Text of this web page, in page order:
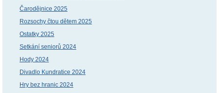
Čarodějnice 2025
Rozsochy čtou dětem 2025
Ostatky 2025
Setkání seniorů 2024
Hody 2024
Divadlo Kundratice 2024
Hry bez hranic 2024